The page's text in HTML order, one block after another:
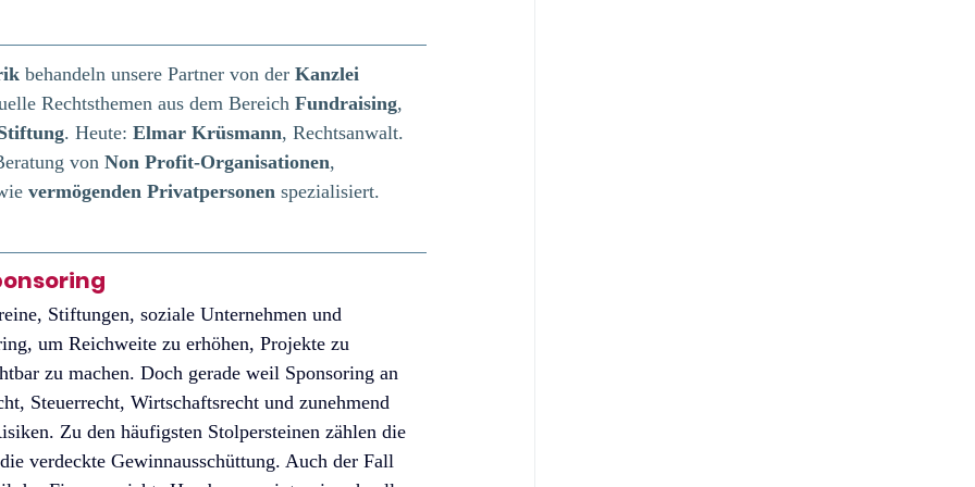
behandeln unsere Partner von der Kanzlei
Rechtsthemen aus dem Bereich Fundraising,
. Heute: Elmar Krüsmann, Rechtsanwalt.
von Non Profit-Organisationen,
vermögenden Privatpersonen spezialisiert.
Stiftungen, soziale Unternehmen und
um Reichweite zu erhöhen, Projekte zu
zu machen. Doch gerade weil Sponsoring an
Steuerrecht, Wirtschaftsrecht und zunehmend
Zu den häufigsten Stolpersteinen zählen die
verdeckte Gewinnausschüttung. Auch der Fall